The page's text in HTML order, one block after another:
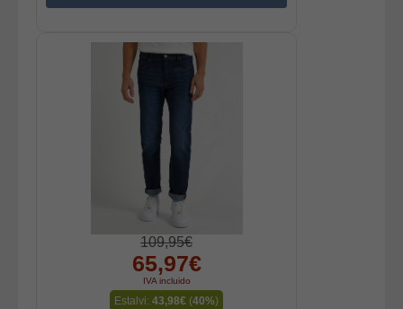
109,95€
65,97€
IVA incluido
Estalvi: 43,98€ (40%)